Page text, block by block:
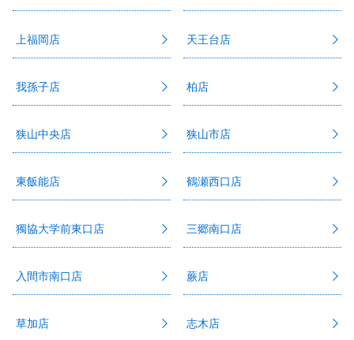
上福岡店 天王台店
我孫子店 柏店
狭山中央店 狭山市店
東飯能店 鶴瀬西口店
獨協大学前東口店 三郷南口店
入間市南口店 蕨店
草加店 志木店